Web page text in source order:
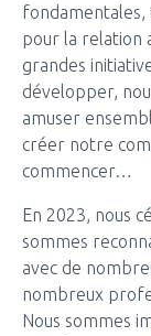
fondamentales,
pour la relation
grandes
développer,
amuser
créer notre
commencer…
En 2023, nous
sommes
avec de
nombreux
Nous sommes